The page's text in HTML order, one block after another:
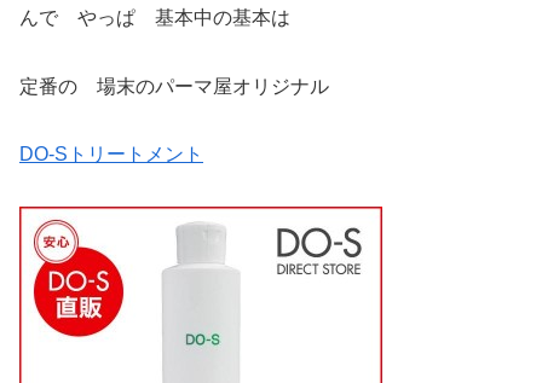
んで やっぱ 基本中の基本は
定番の 場末のパーマ屋オリジナル
DO-Sトリートメント